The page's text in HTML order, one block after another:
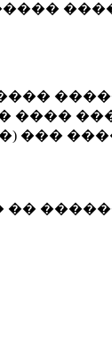
����
���
��